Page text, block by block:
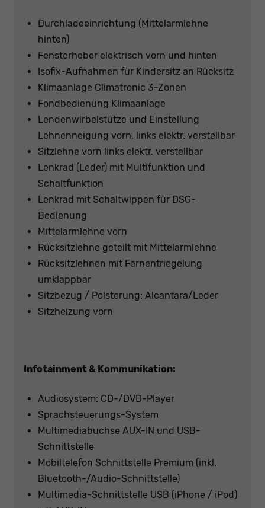
Durchladeeinrichtung (Mittelarmlehne
hinten)
Fensterheber elektrisch vorn und hinten
Isofix-Aufnahmen für Kindersitz an Rücksitz
Klimaanlage Climatronic 3-Zonen
Fondbedienung Klimaanlage
Lendenwirbelstütze und Einstellung
Lehnenneigung vorn, links elektr. verstellbar
Sitzlehne vorn links elektr. verstellbar
Lenkrad (Leder) mit Multifunktion und
Schaltfunktion
Lenkrad mit Schaltwippen für DSG-
Bedienung
Mittelarmlehne vorn
Rücksitzlehne geteilt mit Mittelarmlehne
Rücksitzlehnen mit Fernentriegelung
umklappbar
Sitzbezug / Polsterung: Alcantara/Leder
Sitzheizung vorn
Infotainment & Kommunikation:
Audiosystem: CD-/DVD-Player
Sprachsteuerungs-System
Multimediabuchse AUX-IN und USB-
Schnittstelle
Mobiltelefon Schnittstelle Premium (inkl.
Bluetooth-/Audio-Schnittstelle)
Multimedia-Schnittstelle USB (iPhone / iPod)